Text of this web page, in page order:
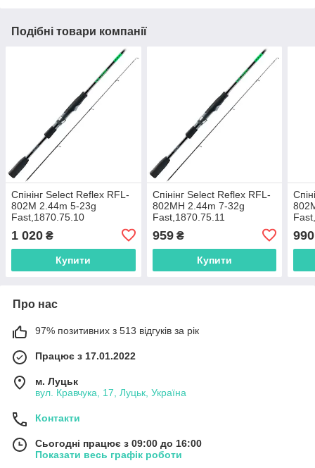
Подібні товари компанії
Спінінг Select Reflex RFL-
802M 2.44m 5-23g
Fast,1870.75.10
1 020 ₴
Купити
Спінінг Select Reflex RFL-
802MH 2.44m 7-32g
Fast,1870.75.11
959₴
Купити
990
Про нас
97% позитивних з 513 відгуків за рік
Працює з 17.01.2022
м. Луцьк
вул. Кравчука, 17, Луцьк, Україна
Контакти
Сьогодні працює з 09:00 до 16:00
Показати весь графік роботи